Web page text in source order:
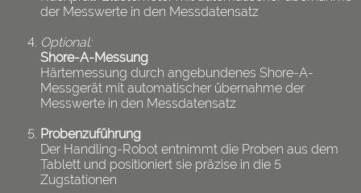
der Messwerte in den Messdatensatz
Optional:
Shore-A-Messung
Härtemessung durch angebundenes Shore-A-
Messgerät mit automatischer übernahme der
Messwerte in den Messdatensatz
Probenzuführung
Der Handling-Robot entnimmt die Proben aus dem
Tablett und positioniert sie präzise in die 5
Zugstationen